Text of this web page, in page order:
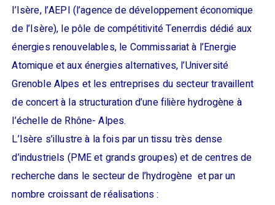
l’Isère, l’AEPI (l’agence de développement économique
de l’Isère), le pôle de compétitivité Tenerrdis dédié aux
énergies renouvelables, le Commissariat à l’Energie
Atomique et aux énergies alternatives, l’Université
Grenoble Alpes et les entreprises du secteur travaillent
de concert à la structuration d’une filière hydrogène à
l’échelle de Rhône- Alpes.
L’Isère s’illustre à la fois par un tissu très dense
d’industriels (PME et grands groupes) et de centres de
recherche dans le secteur de l’hydrogène et par un
nombre croissant de réalisations :